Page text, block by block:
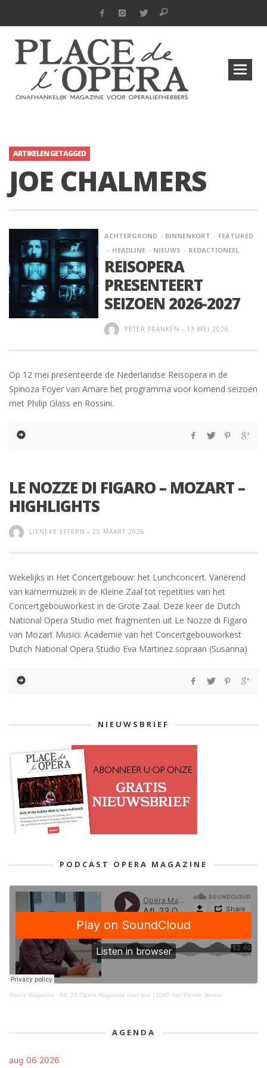
ARTIKELEN GETAGGED
JOE CHALMERS
ACHTERGROND BINNENKORT
FEATURED
HEADLINE
NIEUWS REDACTIONEEL
REISOPERA
PRESENTEERT
SEIZOEN 2026-2027
PETER FRANKEN - 13 MEI 2026
Op 12 mei presenteerde de Nederlandse Reisopera in de
Spinoza Foyer van Amare het programma voor komend seizoen
met Philip Glass en Rossini.
LE NOZZE DI FIGARO – MOZART –
HIGHLIGHTS
LIENEKE EFFERN - 25 MAART 2026
Wekelijks in Het Concertgebouw: het Lunchconcert. Variërend
van kamermuziek in de Kleine Zaal tot repetities van het
Concertgebouworkest in de Grote Zaal. Deze keer de Dutch
National Opera Studio met fragmenten uit Le Nozze di Figaro
van Mozart Musici: Academie van het Concertgebouworkest
Dutch National Opera Studio Eva Martinez sopraan (Susanna)
NIEUWSBRIEF
PODCAST OPERA MAGAZINE
Opera Magazine · Afl. 23 Opera Magazine over aus LICHT met Renee Jonker
AGENDA
aug 06 2026